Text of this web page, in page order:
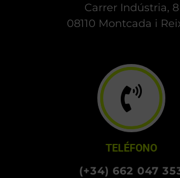
Carrer Indústria, 8
08110 Montcada i
TELÉFONO
(+34) 662 047